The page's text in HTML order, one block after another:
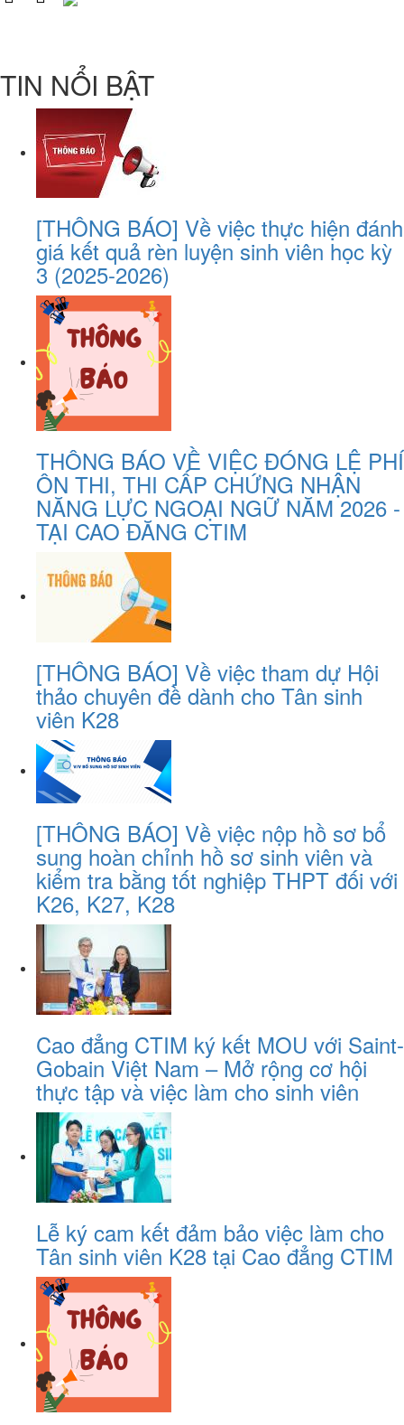
TIN NỔI BẬT
[THÔNG BÁO] Về việc thực hiện đánh
giá kết quả rèn luyện sinh viên học kỳ
3 (2025-2026)
THÔNG BÁO VỀ VIỆC ĐÓNG LỆ PHÍ
ÔN THI, THI CẤP CHỨNG NHẬN
NĂNG LỰC NGOẠI NGỮ NĂM 2026 -
TẠI CAO ĐĂNG CTIM
[THÔNG BÁO] Về việc tham dự Hội
thảo chuyên đề dành cho Tân sinh
viên K28
[THÔNG BÁO] Về việc nộp hồ sơ bổ
sung hoàn chỉnh hồ sơ sinh viên và
kiểm tra bằng tốt nghiệp THPT đối với
K26, K27, K28
Cao đẳng CTIM ký kết MOU với Saint-
Gobain Việt Nam – Mở rộng cơ hội
thực tập và việc làm cho sinh viên
Lễ ký cam kết đảm bảo việc làm cho
Tân sinh viên K28 tại Cao đẳng CTIM